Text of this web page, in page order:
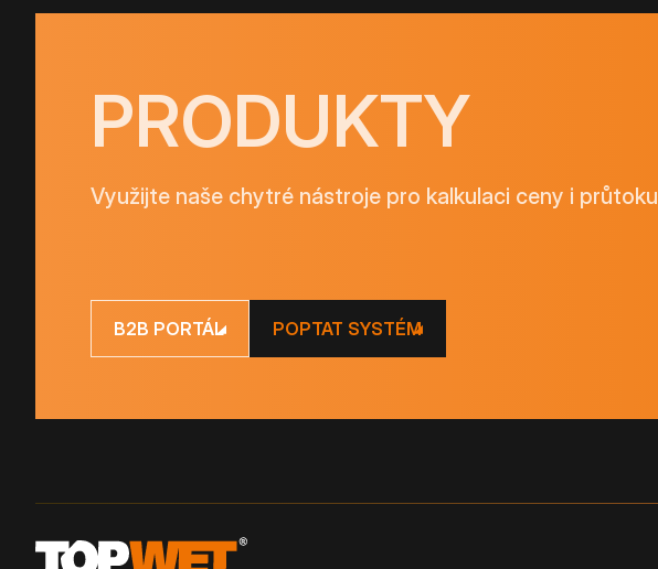
PRODUKTY
Využijte naše chytré nástroje pro kalkulaci ceny i průtoku
B2B PORTÁL POPTAT SYSTÉM